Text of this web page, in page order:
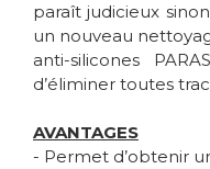
paraît judicieux
un nouveau
anti-silicones
d’éliminer toutes
AVANTAGES
- Permet d’obtenir